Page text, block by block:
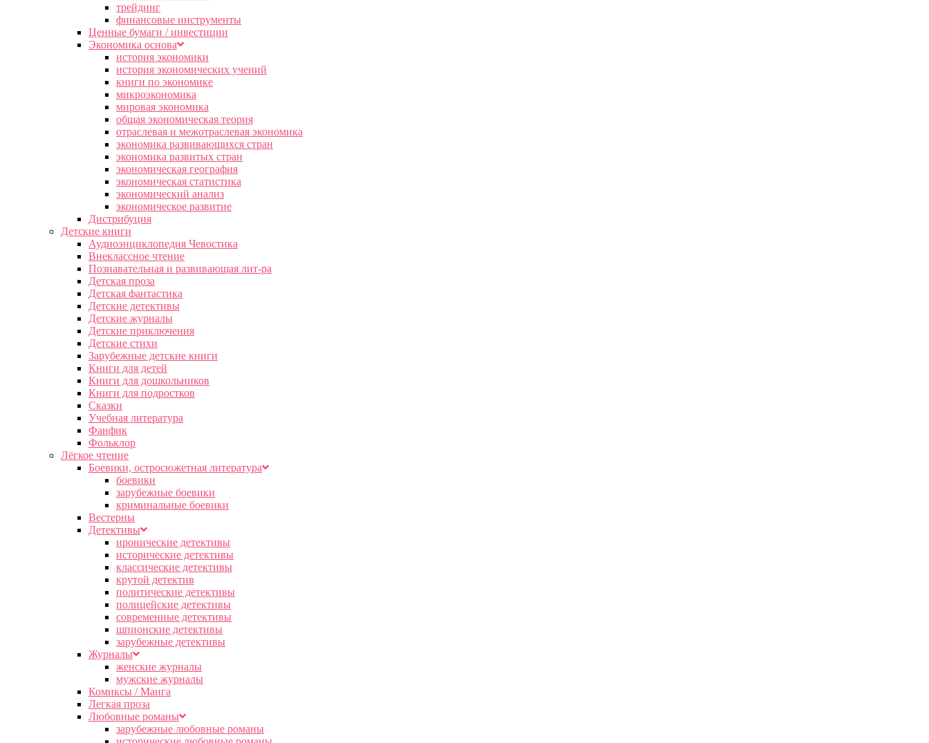
трейдинг
финансовые инструменты
Ценные бумаги / инвестиции
Экономика основа
история экономики
история экономических учений
книги по экономике
микроэкономика
мировая экономика
общая экономическая теория
отраслевая и межотраслевая экономика
экономика развивающихся стран
экономика развитых стран
экономическая география
экономическая статистика
экономический анализ
экономическое развитие
Дистрибуция
Детские книги
Аудиоэнциклопедия Чевостика
Внеклассное чтение
Познавательная и развивающая лит-ра
Детская проза
Детская фантастика
Детские детективы
Детские журналы
Детские приключения
Детские стихи
Зарубежные детские книги
Книги для детей
Книги для дошкольников
Книги для подростков
Сказки
Учебная литература
Фанфик
Фольклор
Лёгкое чтение
Боевики, остросюжетная литература
боевики
зарубежные боевики
криминальные боевики
Вестерны
Детективы
иронические детективы
исторические детективы
классические детективы
крутой детектив
политические детективы
полицейские детективы
современные детективы
шпионские детективы
зарубежные детективы
Журналы
женские журналы
мужские журналы
Комиксы / Манга
Легкая проза
Любовные романы
зарубежные любовные романы